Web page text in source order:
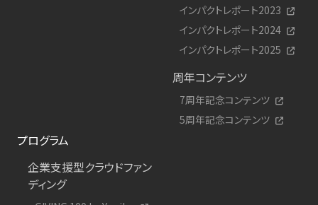
インパクトレポート2023
インパクトレポート2024
インパクトレポート2025
周年コンテンツ
7周年記念コンテンツ
5周年記念コンテンツ
プログラム
企業支援型クラウドファン
ディング